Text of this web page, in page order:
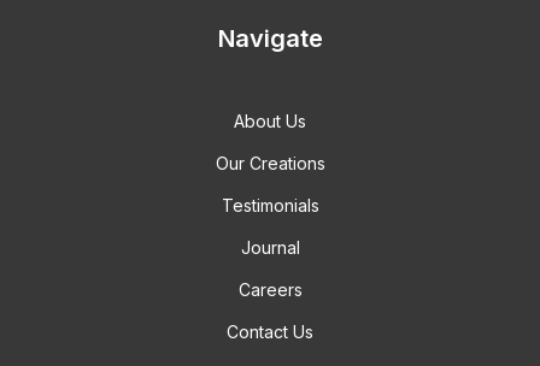
Navigate
About Us
Our Creations
Testimonials
Journal
Careers
Contact Us